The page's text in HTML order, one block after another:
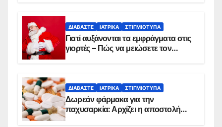
ΔΙΑΒΆΣΤΕ ΙΑΤΡΙΚΆ ΣΤΙΓΜΙΌΤΥΠΑ
Γιατί αυξάνονται τα εμφράγματα στις
γιορτές – Πώς να μειώσετε τον
ΔΙΑΒΆΣΤΕ ΙΑΤΡΙΚΆ ΣΤΙΓΜΙΌΤΥΠΑ
Δωρεάν φάρμακα για την
παχυσαρκία: Αρχίζει η αποστολή